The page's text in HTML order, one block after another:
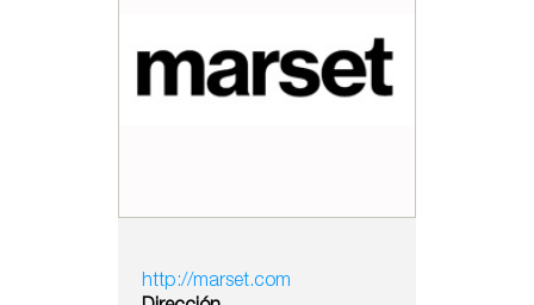
http://marset.com